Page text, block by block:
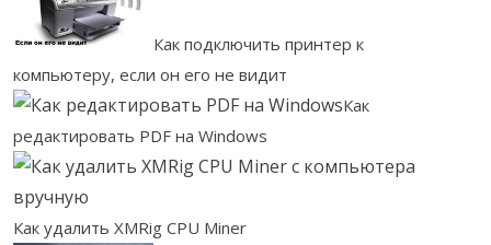
Как подключить принтер к
компьютеру, если он его не видит
Как
редактировать PDF на Windows
Как удалить XMRig CPU Miner